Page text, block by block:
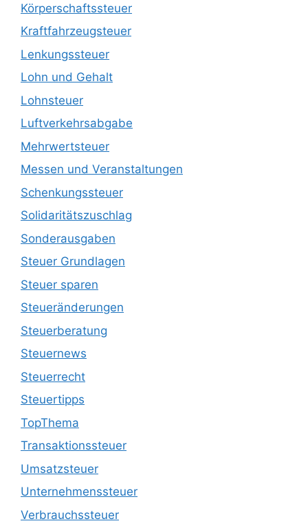
Körperschaftssteuer
Kraftfahrzeugsteuer
Lenkungssteuer
Lohn und Gehalt
Lohnsteuer
Luftverkehrsabgabe
Mehrwertsteuer
Messen und Veranstaltungen
Schenkungssteuer
Solidaritätszuschlag
Sonderausgaben
Steuer Grundlagen
Steuer sparen
Steueränderungen
Steuerberatung
Steuernews
Steuerrecht
Steuertipps
TopThema
Transaktionssteuer
Umsatzsteuer
Unternehmenssteuer
Verbrauchssteuer